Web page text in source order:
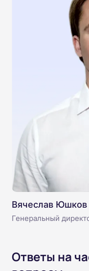
Вячеслав Юшков
Генеральный
Ответы на